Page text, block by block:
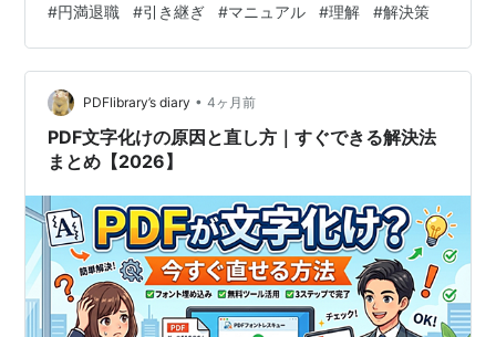
具体的な手順や注意点を整理し、書面にまとめることが
効果的です。マニュアルを作成して視覚的に理解できる
ように工夫することで、退職後の混乱を未然に防ぎま
す。 引き継ぎの作業には、時間的な余裕を持って取り組
む必要があります。退職が決まってから最終出勤日まで
の期間を逆算し、計画的なスケジュールを立てます。…
#円満退職 #引き継ぎ #マニュアル #理解 #解決策
PDFlibrary’s diary • 4ヶ月前
PDF文字化けの原因と直し方｜すぐできる解決法
まとめ【2026】